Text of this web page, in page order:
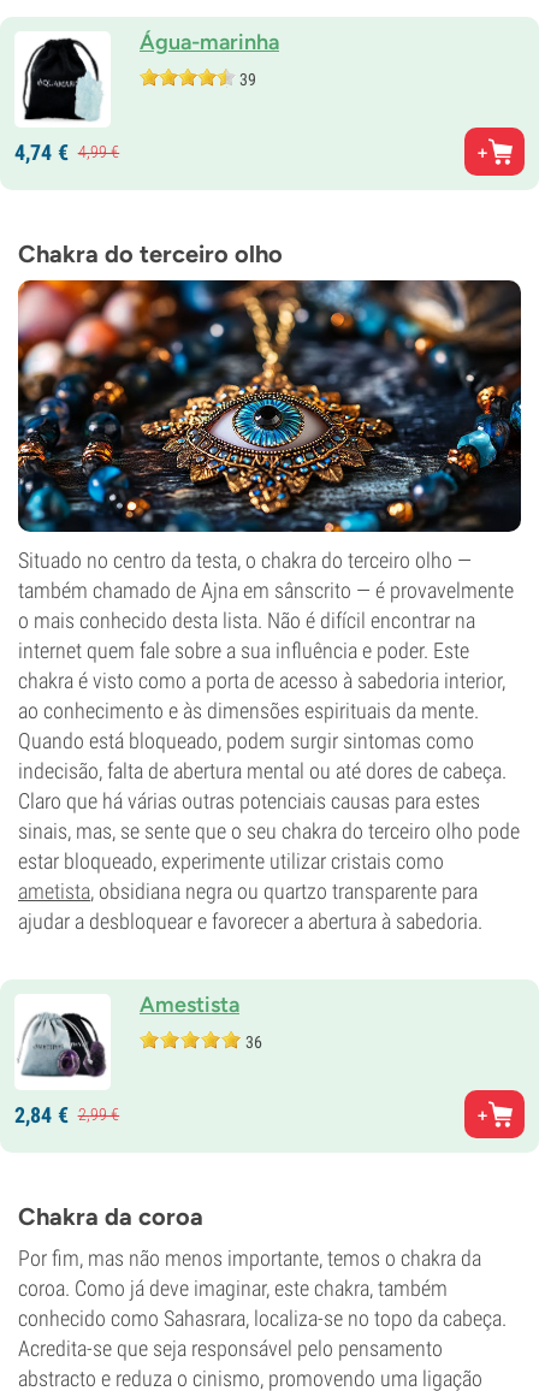
Água-marinha
39
4,74 € 4,99€
Chakra do terceiro olho
Situado no centro da testa, o chakra do terceiro olho —
também chamado de Ajna em sânscrito — é provavelmente
o mais conhecido desta lista. Não é difícil encontrar na
internet quem fale sobre a sua influência e poder. Este
chakra é visto como a porta de acesso à sabedoria interior,
ao conhecimento e às dimensões espirituais da mente.
Quando está bloqueado, podem surgir sintomas como
indecisão, falta de abertura mental ou até dores de cabeça.
Claro que há várias outras potenciais causas para estes
sinais, mas, se sente que o seu chakra do terceiro olho pode
estar bloqueado, experimente utilizar cristais como
ametista, obsidiana negra ou quartzo transparente para
ajudar a desbloquear e favorecer a abertura à sabedoria.
Amestista
36
2,84 € 2,99€
Chakra da coroa
Por fim, mas não menos importante, temos o chakra da
coroa. Como já deve imaginar, este chakra, também
conhecido como Sahasrara, localiza-se no topo da cabeça.
Acredita-se que seja responsável pelo pensamento
abstracto e reduza o cinismo, promovendo uma ligação